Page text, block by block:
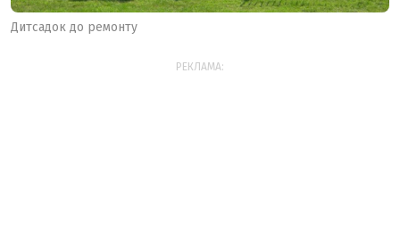
Дитсадок до ремонту
РЕКЛАМА: